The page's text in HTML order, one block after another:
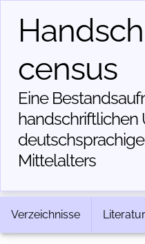
census
Eine
handschriftlichen
Mittelalters
Verzeichnisse Literatur